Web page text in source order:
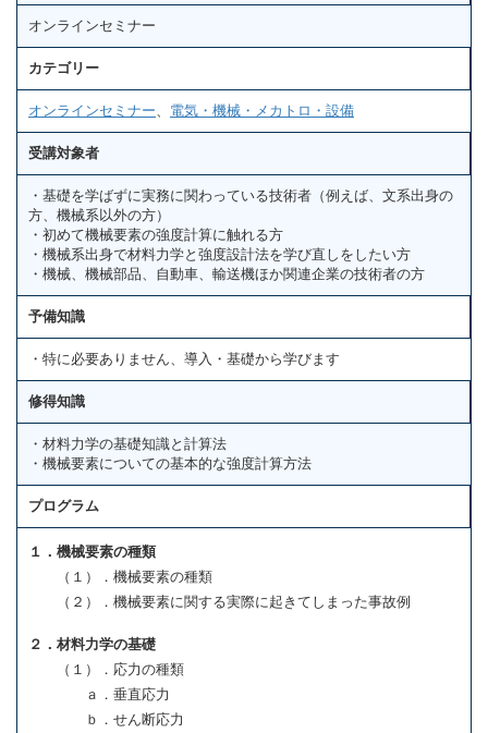
オンラインセミナー
カテゴリー
オンラインセミナー 電気・機械・メカトロ・設備
受講対象者
・基礎を学ばずに実務に関わっている技術者（例えば、文系出身の
方、機械系以外の方）
・初めて機械要素の強度計算に触れる方
・機械系出身で材料力学と強度設計法を学び直しをしたい方
・機械、機械部品、自動車、輸送機ほか関連企業の技術者の方
予備知識
・特に必要ありません、導入・基礎から学びます
修得知識
・材料力学の基礎知識と計算法
・機械要素についての基本的な強度計算方法
プログラム
１．機械要素の種類
（１）．機械要素の種類
（２）．機械要素に関する実際に起きてしまった事故例
２．材料力学の基礎
（１）．応力の種類
ａ．垂直応力
ｂ．せん断応力